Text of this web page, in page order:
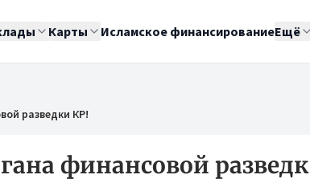
Карты Исламское финансированиеЕщё
разведки КР!
финансовой